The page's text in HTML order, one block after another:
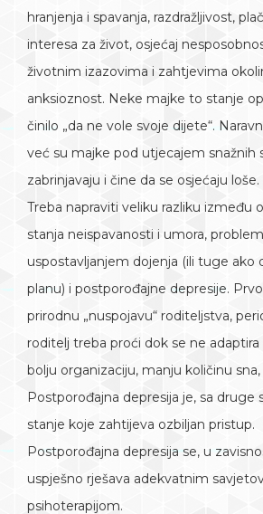
hranjenja i spavanja, razdražljivost,
interesa za život, osjećaj
životnim izazovima i zahtjevima
anksioznost. Neke majke to stanje
činilo „da ne vole svoje dijete“.
već su majke pod utjecajem snažnih
zabrinjavaju i čine da se osjećaju loše.
Treba napraviti veliku razliku između
stanja neispavanosti i umora,
uspostavljanjem dojenja (ili tuge ako
planu) i postporođajne depresije.
prirodnu „nuspojavu“ roditeljstva,
roditelj treba proći dok se ne
bolju organizaciju, manju količinu sna,
Postporođajna depresija je, sa druge
stanje koje zahtijeva ozbiljan pristup.
Postporođajna depresija se, u
uspješno rješava adekvatnim
psihoterapijom.